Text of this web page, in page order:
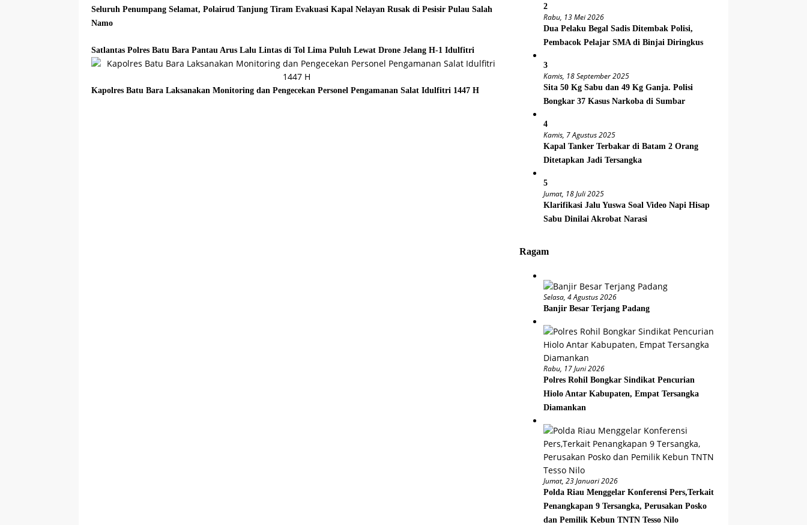
Seluruh Penumpang Selamat, Polairud Tanjung Tiram Evakuasi Kapal Nelayan Rusak di Pesisir Pulau Salah
Namo
Satlantas Polres Batu Bara Pantau Arus Lalu Lintas di Tol Lima Puluh Lewat Drone Jelang H-1 Idulfitri
Kapolres Batu Bara Laksanakan Monitoring dan Pengecekan Personel Pengamanan Salat Idulfitri 1447 H
2
Rabu, 13 Mei 2026
Dua Pelaku Begal Sadis Ditembak Polisi,
Pembacok Pelajar SMA di Binjai Diringkus
3
Kamis, 18 September 2025
Sita 50 Kg Sabu dan 49 Kg Ganja. Polisi
Bongkar 37 Kasus Narkoba di Sumbar
4
Kamis, 7 Agustus 2025
Kapal Tanker Terbakar di Batam 2 Orang
Ditetapkan Jadi Tersangka
5
Jumat, 18 Juli 2025
Klarifikasi Jalu Yuswa Soal Video Napi Hisap
Sabu Dinilai Akrobat Narasi
Ragam
Selasa, 4 Agustus 2026
Banjir Besar Terjang Padang
Rabu, 17 Juni 2026
Polres Rohil Bongkar Sindikat Pencurian
Hiolo Antar Kabupaten, Empat Tersangka
Diamankan
Jumat, 23 Januari 2026
Polda Riau Menggelar Konferensi Pers,Terkait
Penangkapan 9 Tersangka, Perusakan Posko
dan Pemilik Kebun TNTN Tesso Nilo